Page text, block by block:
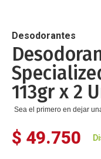
de
la
galería
de
imágenes
Desodorantes
113gr x 2
Sea el primero en dejar
$ 49.750